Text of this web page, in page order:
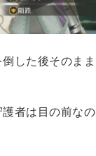
した後そのまま
者は目の前なの